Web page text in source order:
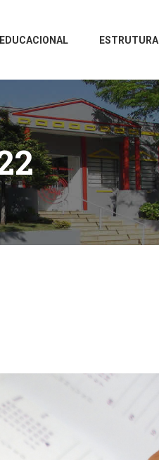
EDUCACIONAL ESTRUTURA